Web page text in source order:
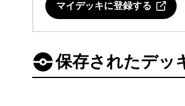
マイデッキに登録する
保存されたデッ